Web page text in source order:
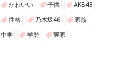
かわいい 子供 AKB48
性格 乃木坂46 家族
中学 学歴 実家